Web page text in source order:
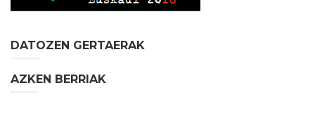
DATOZEN GERTAERAK
AZKEN BERRIAK